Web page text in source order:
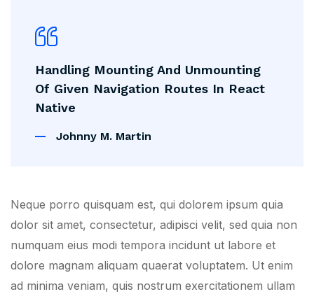
Handling Mounting And Unmounting
Of Given Navigation Routes In React
Native
Johnny M. Martin
Neque porro quisquam est, qui dolorem ipsum quia
dolor sit amet, consectetur, adipisci velit, sed quia non
numquam eius modi tempora incidunt ut labore et
dolore magnam aliquam quaerat voluptatem. Ut enim
ad minima veniam, quis nostrum exercitationem ullam